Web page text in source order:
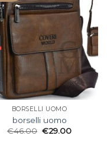
BORSELLI UOMO
borselli uomo
€46.00 €29.00